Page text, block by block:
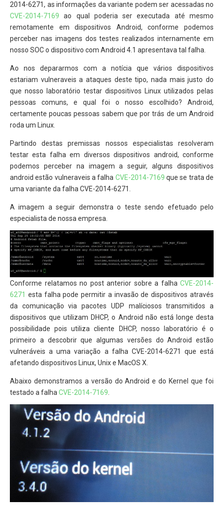
2014-6271, as informações da variante podem ser acessadas no
CVE-2014-7169 ao qual poderia ser executada até mesmo
remotamente em dispositivos Android, conforme podemos
perceber nas imagens dos testes realizados internamente em
nosso SOC o dispositivo com Android 4.1 apresentava tal falha.
Ao nos depararmos com a notícia que vários dispositivos
estariam vulneraveis a ataques deste tipo, nada mais justo do
que nosso laboratório testar dispositivos Linux utilizados pelas
pessoas comuns, e qual foi o nosso escolhido? Android,
certamente poucas pessoas sabem que por trás de um Android
roda um Linux.
Partindo destas premissas nossos especialistas resolveram
testar esta falha em diversos dispositivos android, conforme
podemos perceber na imagem a seguir, alguns dispositivos
android estão vulneraveis a falha CVE-2014-7169 que se trata de
uma variante da falha CVE-2014-6271.
A imagem a seguir demonstra o teste sendo efetuado pelo
especialista de nossa empresa.
Conforme relatamos no post anterior sobre a falha CVE-2014-
6271 esta falha pode permitir a invasão de dispositivos através
da comunicação via pacotes UDP malíciosos transmitidos a
dispositivos que utilizam DHCP, o Android não está longe desta
possibilidade pois utiliza cliente DHCP, nosso laboratório é o
primeiro a descobrir que algumas versões do Android estão
vulneráveis a uma variação a falha CVE-2014-6271 que está
afetando dispositivos Linux, Unix e MacOS X.
Abaixo demonstramos a versão do Android e do Kernel que foi
testado a falhaCVE-2014-7169.